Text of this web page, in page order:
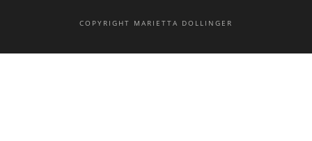
COPYRIGHT MARIETTA DOLLINGER